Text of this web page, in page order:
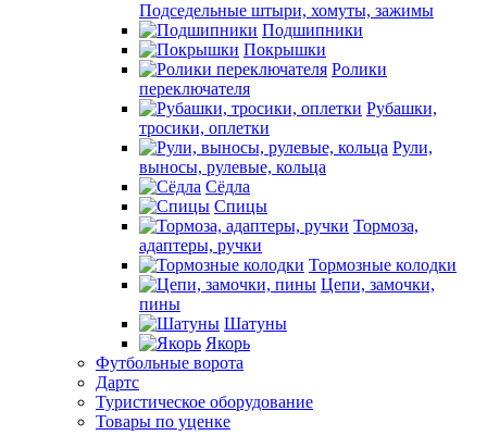
Подседельные штыри, хомуты, зажимы
Подшипники
Покрышки
Ролики
переключателя
Рубашки,
тросики, оплетки
Рули,
выносы, рулевые, кольца
Сёдла
Спицы
Тормоза,
адаптеры, ручки
Тормозные колодки
Цепи, замочки,
пины
Шатуны
Якорь
Футбольные ворота
Дартс
Туристическое оборудование
Товары по уценке